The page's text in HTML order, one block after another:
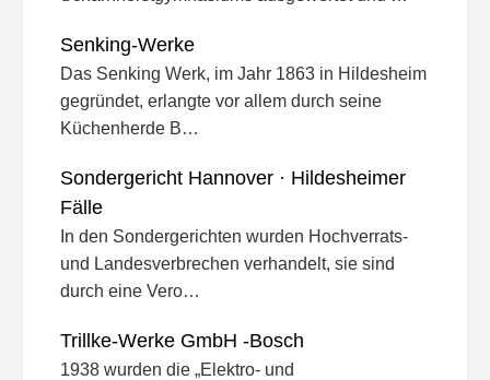
Senking-Werke
Das Senking Werk, im Jahr 1863 in Hildesheim
gegründet, erlangte vor allem durch seine
Küchenherde B…
Sondergericht Hannover · Hildesheimer
Fälle
In den Sondergerichten wurden Hochverrats-
und Landesverbrechen verhandelt, sie sind
durch eine Vero…
Trillke-Werke GmbH -Bosch
1938 wurden die „Elektro- und